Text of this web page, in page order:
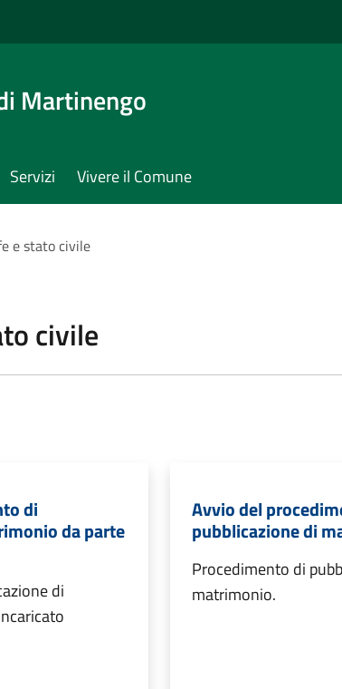
Martinengo
Servizi Vivere il Comune
e stato civile
civile
di
da parte
di
Avvio del
pubblicazione di
Procedimento di
matrimonio.